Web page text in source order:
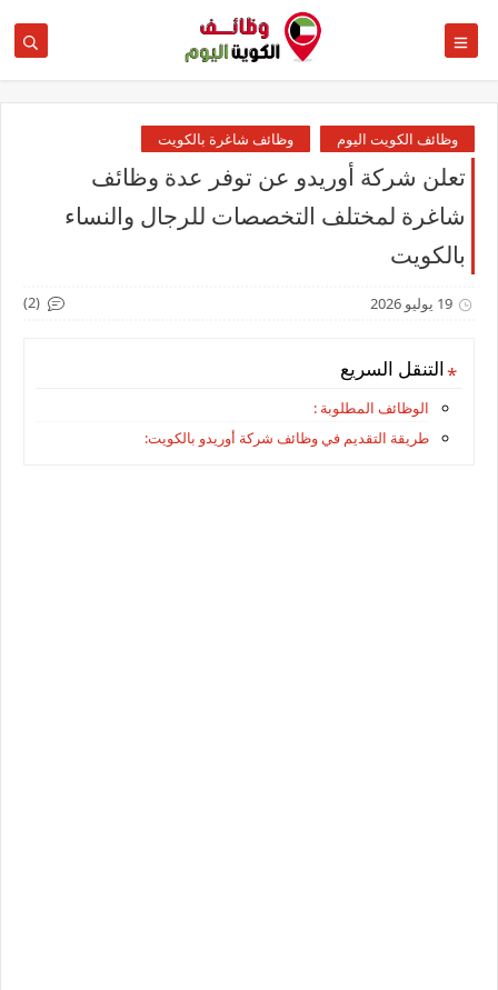
وظائف الكويت اليوم وظائف شاغرة بالكويت
تعلن شركة أوريدو عن توفر عدة وظائف
شاغرة لمختلف التخصصات للرجال والنساء
بالكويت
19 يوليو 2026 (2)
التنقل السريع
الوظائف المطلوبة :
طريقة التقديم في وظائف شركة أوريدو بالكويت: